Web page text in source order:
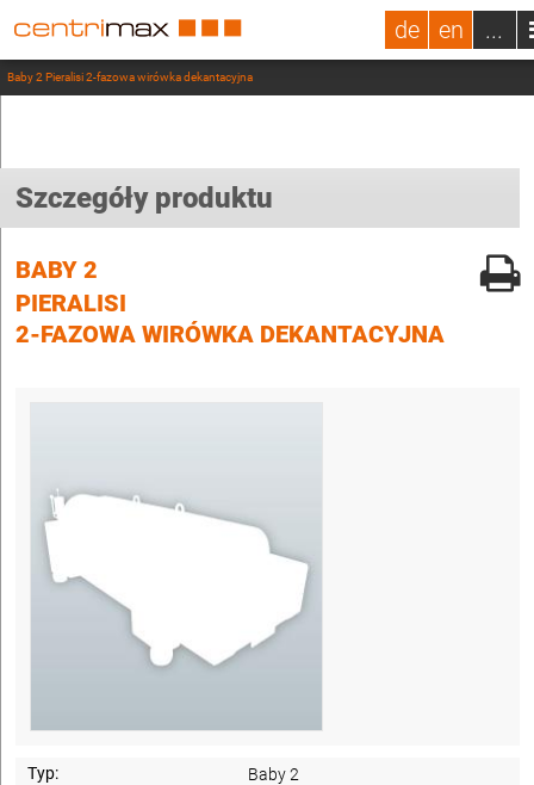
de en ...
Baby 2 Pieralisi 2-fazowa wirówka dekantacyjna
Szczegóły produktu
BABY 2
PIERALISI
2-FAZOWA WIRÓWKA DEKANTACYJNA
Typ:
Baby 2